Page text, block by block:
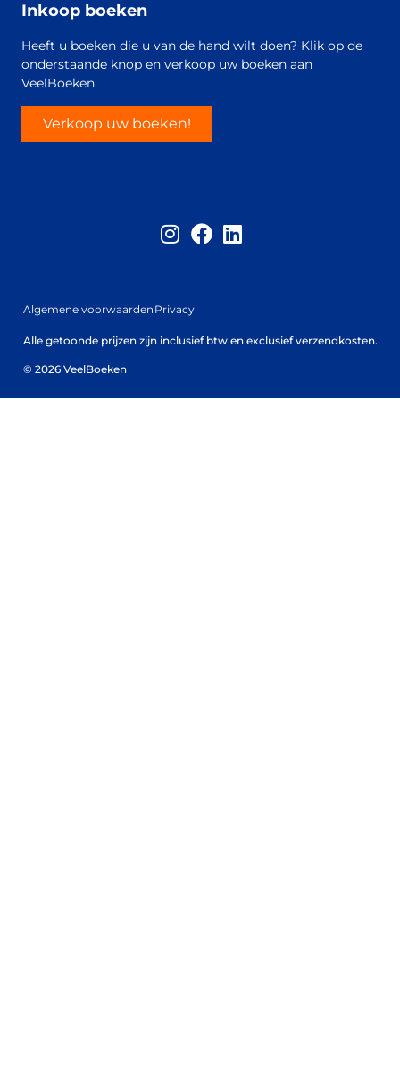
Inkoop boeken
Heeft u boeken die u van de hand wilt doen? Klik op de
onderstaande knop en verkoop uw boeken aan
VeelBoeken.
Verkoop uw boeken!
Algemene voorwaarden Privacy
Alle getoonde prijzen zijn inclusief btw en exclusief verzendkosten.
© 2026 VeelBoeken